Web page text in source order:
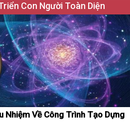
Con Người Toàn Diện
Nhiệm Về Công Trình Tạo Dựng